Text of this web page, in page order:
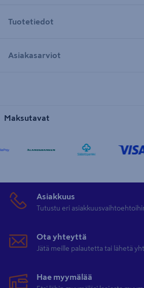
Tuotetiedot
Asiakasarviot
Maksutavat
Asiakkuus
Tutustu eri
Ota yhteyttä
Jätä meille palautetta tai lähetä
Hae myymälää